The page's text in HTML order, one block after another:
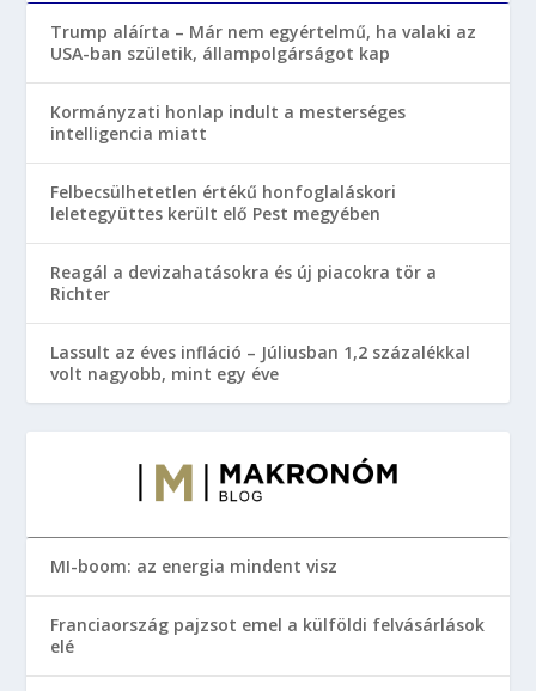
Trump aláírta – Már nem egyértelmű, ha valaki az
USA-ban születik, állampolgárságot kap
Kormányzati honlap indult a mesterséges
intelligencia miatt
Felbecsülhetetlen értékű honfoglaláskori
leletegyüttes került elő Pest megyében
Reagál a devizahatásokra és új piacokra tör a
Richter
Lassult az éves infláció – Júliusban 1,2 százalékkal
volt nagyobb, mint egy éve
MI-boom: az energia mindent visz
Franciaország pajzsot emel a külföldi felvásárlások
elé